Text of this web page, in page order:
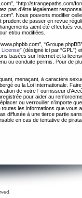
“http://strangepaths.com/
pas d’être légalement
Nous pouvons modifier
prudent de passer en revue
aient été effectués
et/ou modifiées.
“Groupe phpBB”,
License” (désigné ici par “GPL”)
basées sur Internet et la
ou conduite permis. Pour de
menaçant, à caractère
ou la Loi Internationale.
de votre Fournisseur
pour aider au
ou verrouiller n’importe
les informations que vous
diffusée à une tierce partie
en cas de tentative de